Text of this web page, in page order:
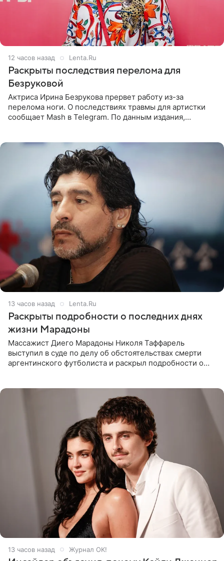
12 часов назад Lenta.Ru
Раскрыты последствия перелома для
Безруковой
Актриса Ирина Безрукова прервет работу из-за
перелома ноги. О последствиях травмы для артистки
сообщает Mash в Telegram. По данным издания,
13 часов назад Lenta.Ru
Раскрыты подробности о последних днях
жизни Марадоны
Массажист Диего Марадоны Николя Таффарель
выступил в суде по делу об обстоятельствах смерти
аргентинского футболиста и раскрыл подробности о
13 часов назад Журнал OK!